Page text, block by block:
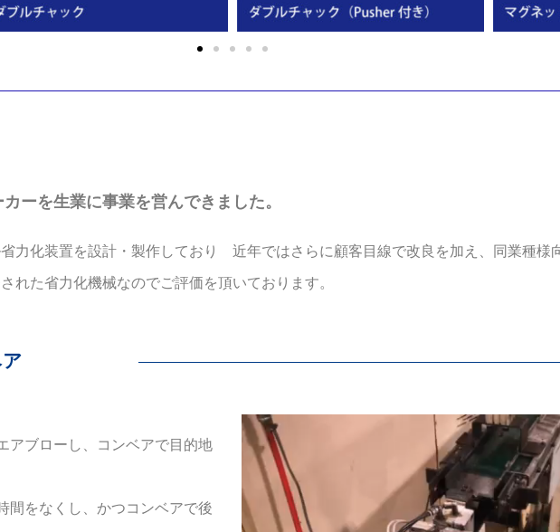
ーを生業に事業を営んできました。
力化装置を設計・製作しており 近年ではさらに顧客目線で改良を加え、同業種様
れた省力化機械なのでご評価を頂いております。
アブローし、コンベアで目的地
間をなくし、かつコンベアで後